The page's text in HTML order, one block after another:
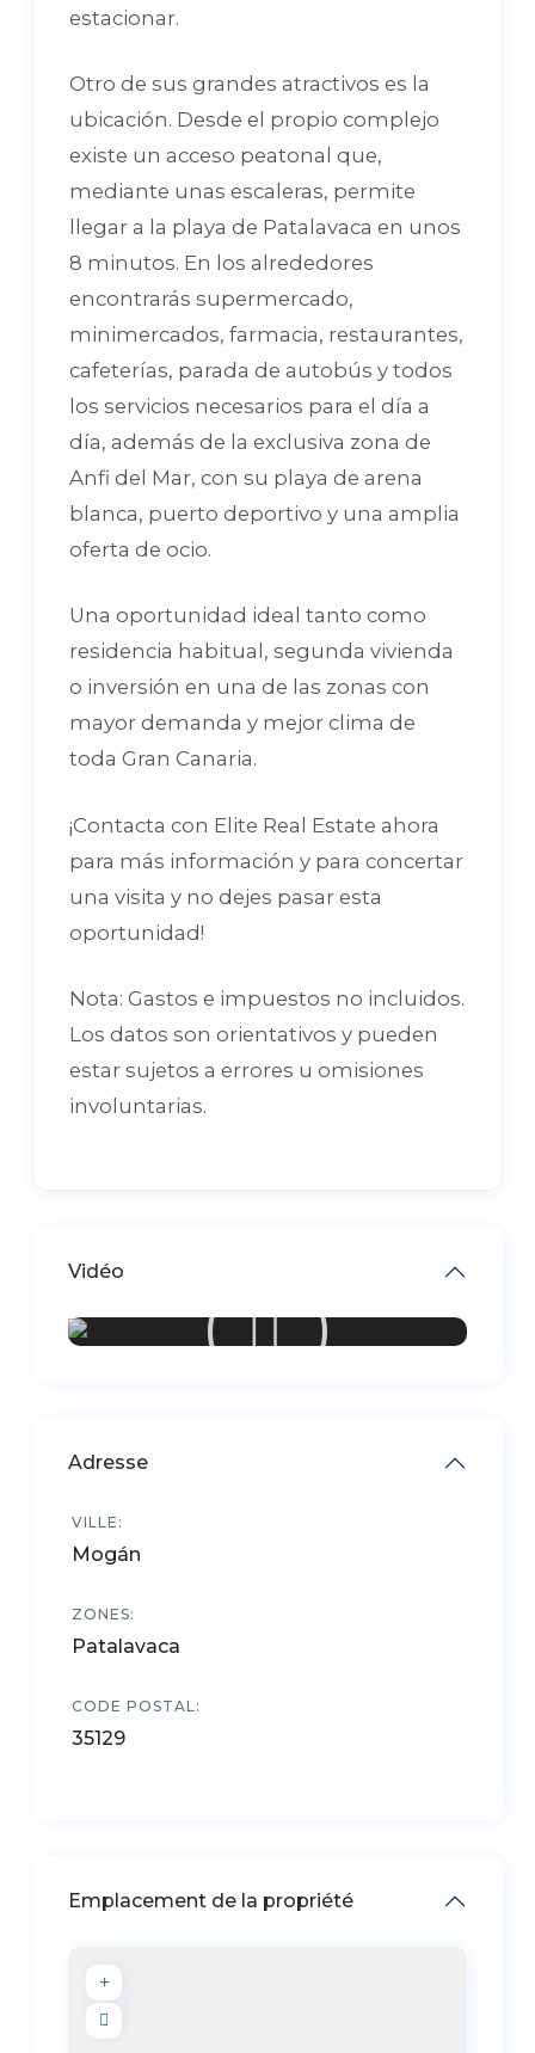
estacionar.
Otro de sus grandes atractivos es la
ubicación. Desde el propio complejo
existe un acceso peatonal que,
mediante unas escaleras, permite
llegar a la playa de Patalavaca en unos
8 minutos. En los alrededores
encontrarás supermercado,
minimercados, farmacia, restaurantes,
cafeterías, parada de autobús y todos
los servicios necesarios para el día a
día, además de la exclusiva zona de
Anfi del Mar, con su playa de arena
blanca, puerto deportivo y una amplia
oferta de ocio.
Una oportunidad ideal tanto como
residencia habitual, segunda vivienda
o inversión en una de las zonas con
mayor demanda y mejor clima de
toda Gran Canaria.
¡Contacta con Elite Real Estate ahora
para más información y para concertar
una visita y no dejes pasar esta
oportunidad!
Nota: Gastos e impuestos no incluidos.
Los datos son orientativos y pueden
estar sujetos a errores u omisiones
involuntarias.
Vidéo
Adresse
VILLE:
Mogán
ZONES:
Patalavaca
CODE POSTAL:
35129
Emplacement de la propriété